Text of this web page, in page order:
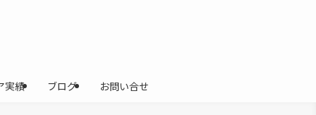
実績 ブログ お問い合せ